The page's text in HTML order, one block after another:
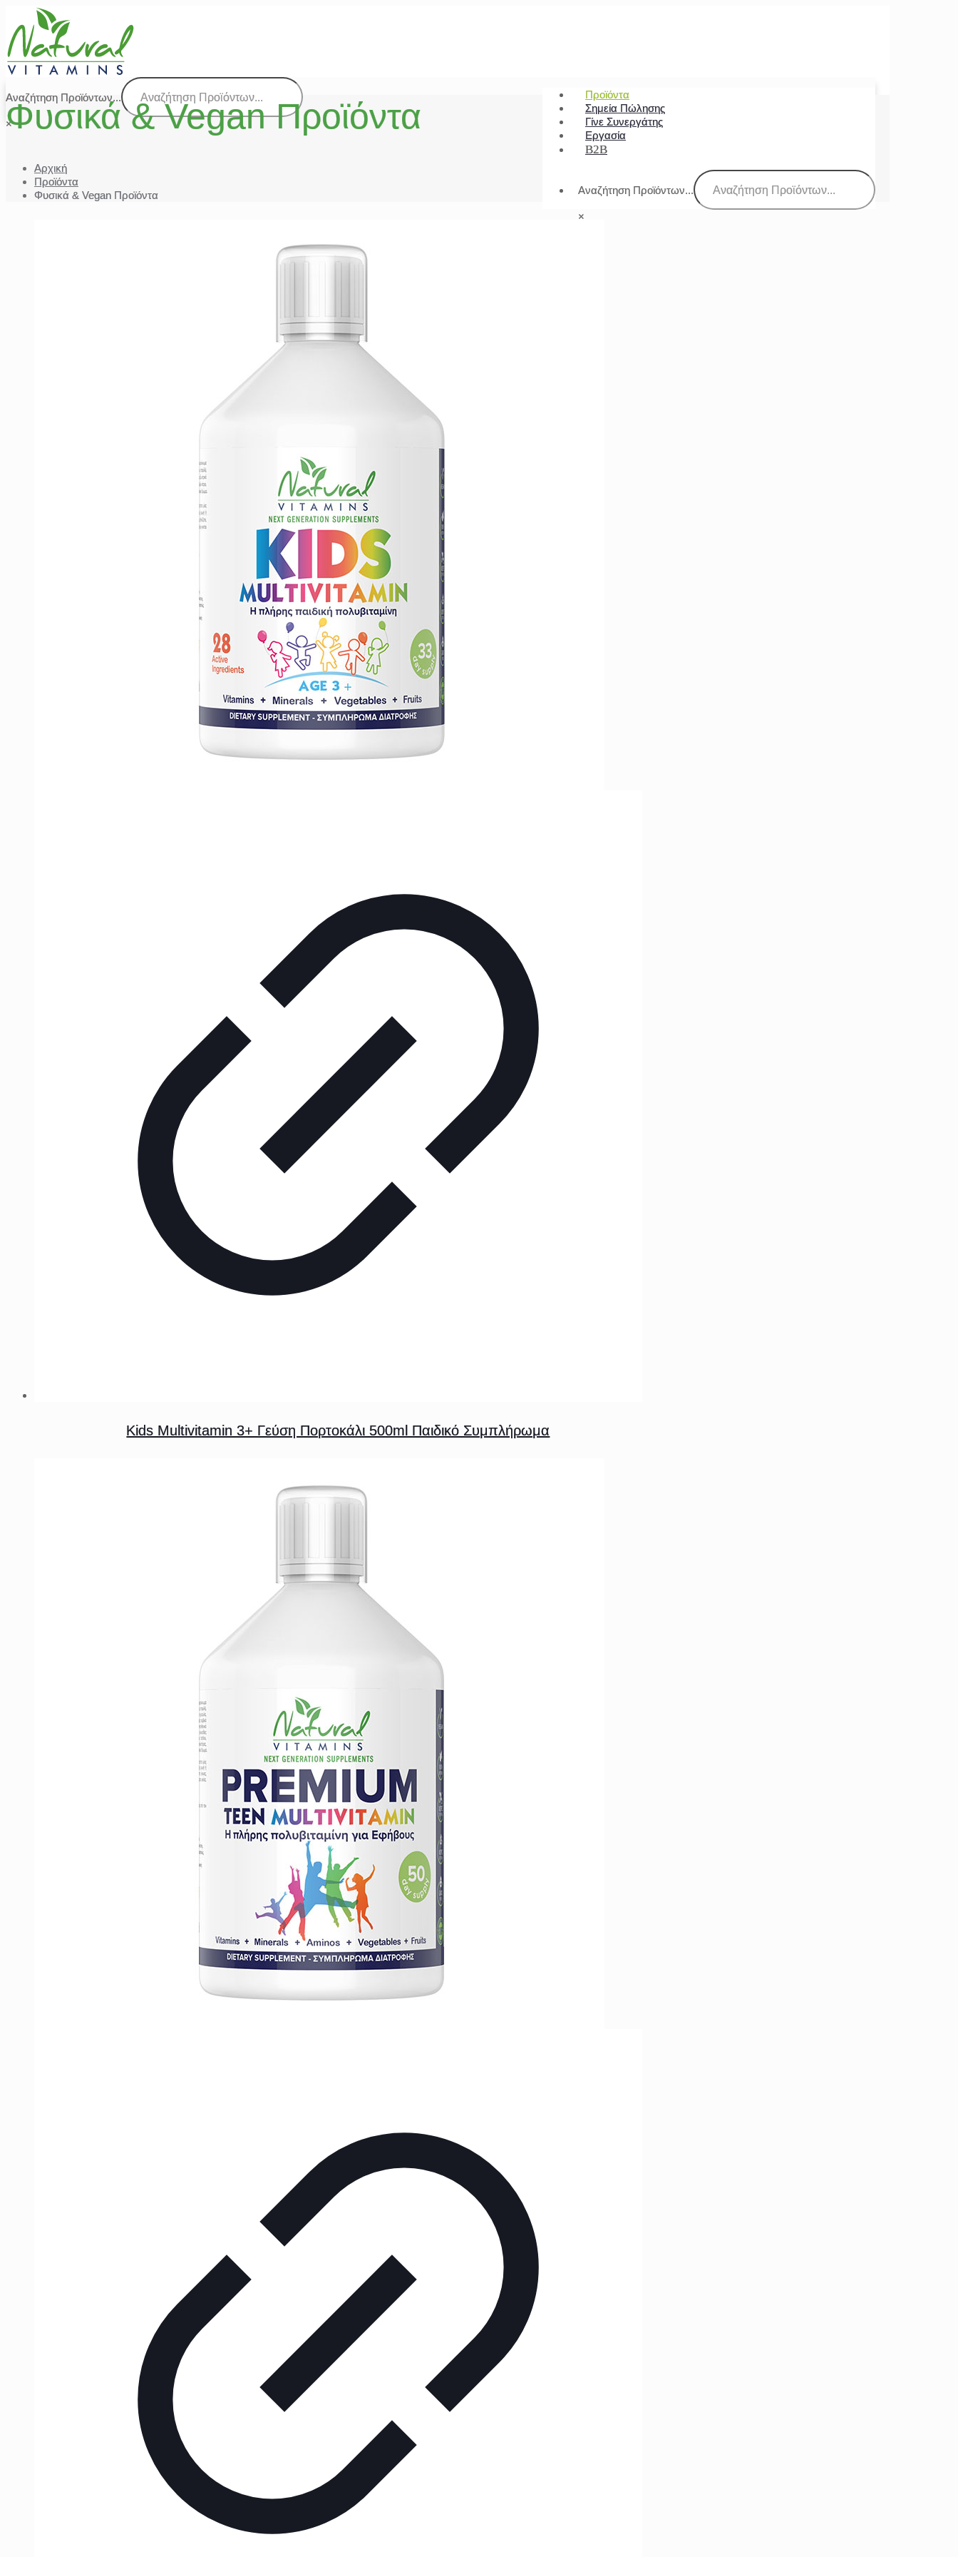
Προϊόντα
Σημεία Πώλησης
Γίνε Συνεργάτης
Εργασία
B2B
Αναζήτηση Προϊόντων...
×
Αναζήτηση Προϊόντων...
×
Φυσικά & Vegan Προϊόντα
Αρχική
Προϊόντα
Φυσικά & Vegan Προϊόντα
Kids Multivitamin 3+ Γεύση Πορτοκάλι 500ml Παιδικό Συμπλήρωμα